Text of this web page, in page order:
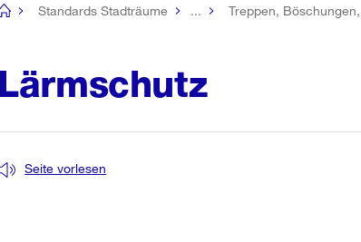
Standards Stadträume ... Treppen,
Lärmschutz
Seite vorlesen